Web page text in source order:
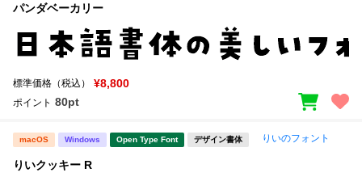
パンダベーカリー
標準価格（税込） ¥8,800
ポイント 80pt
macOS Windows Open Type Font デザイン書体 りいのフォント
りいクッキー R